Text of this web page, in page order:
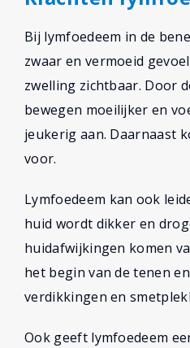
Bij lymfoedeem in de
zwaar en vermoeid
zwelling zichtbaar. Door
bewegen moeilijker en
jeukerig aan. Daarnaast
voor.
Lymfoedeem kan ook
huid wordt dikker en
huidafwijkingen komen
het begin van de tenen
verdikkingen en
Ook geeft lymfoedeem